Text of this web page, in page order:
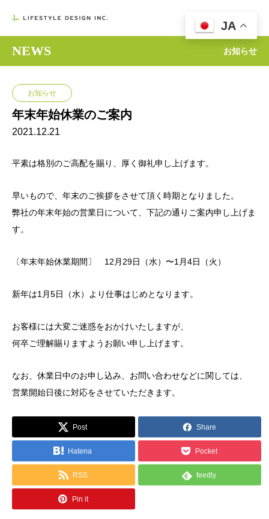

NEWS お知らせ
お知らせ
年末年始休業のご案内
2021.12.21
平素は格別のご高配を賜り、厚く御礼申し上げます。
早いもので、年末のご挨拶をさせて頂く時期となりました。
弊社の年末年始の営業日について、下記の通りご案内申し上げま
す。
〔年末年始休業期間〕 12月29日（水）〜1月4日（火）
新年は1月5日（水）より仕事はじめとなります。
お客様には大変ご迷惑をおかけいたしますが、
何卒ご理解賜りますようお願い申し上げます。
なお、休業日中のお申し込み、お問い合わせなどに関しては、
営業開始日後に対応をさせていただきます。
Post Share
Hatena Pocket
RSS feedly
Pin it
JA